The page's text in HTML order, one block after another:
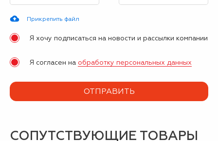
Прикрепить файл
Я хочу подписаться на новости и рассылки компании
Я согласен на обработку персональных данных
СОПУТСТВУЮЩИЕ ТОВАРЫ